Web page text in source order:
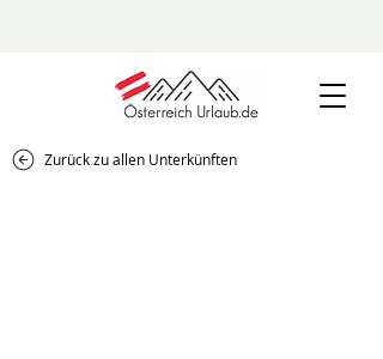
Zurück zu allen Unterkünften